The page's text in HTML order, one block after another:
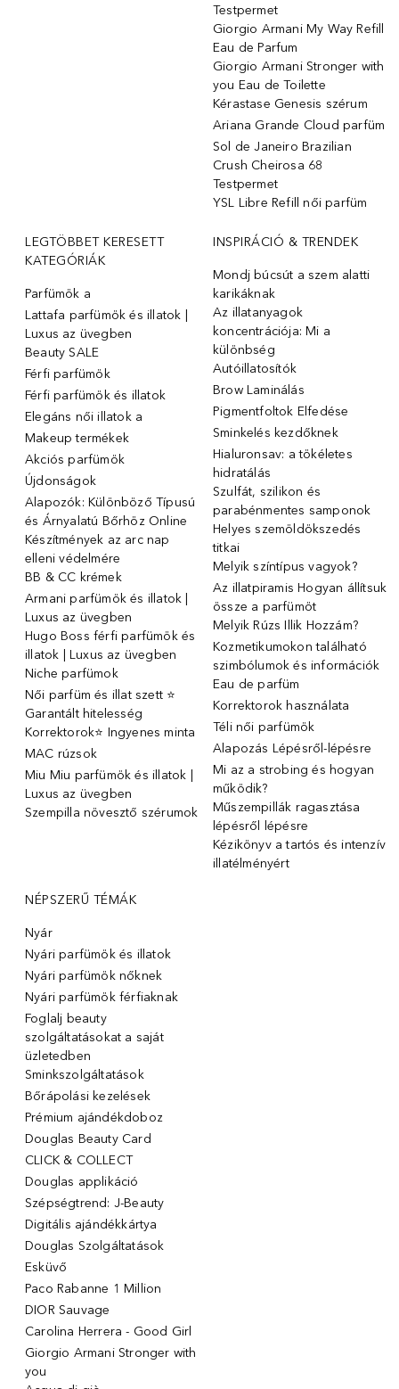
Testpermet
Giorgio Armani My Way Refill
Eau de Parfum
Giorgio Armani Stronger with
you Eau de Toilette
Kérastase Genesis szérum
Ariana Grande Cloud parfüm
Sol de Janeiro Brazilian
Crush Cheirosa 68
Testpermet
YSL Libre Refill női parfüm
LEGTÖBBET KERESETT
KATEGÓRIÁK
Parfümök ️a
Lattafa parfümök és illatok |
Luxus az üvegben
Beauty SALE
Férfi parfümök
Férfi parfümök és illatok
Elegáns női illatok ️a
Makeup termékek
Akciós parfümök
Újdonságok
Alapozók: Különböző Típusú
és Árnyalatú Bőrhöz Online
Készítmények az arc nap
elleni védelmére
BB & CC krémek
Armani parfümök és illatok |
Luxus az üvegben
Hugo Boss férfi parfümök és
illatok | Luxus az üvegben
Niche parfümok
Női parfüm és illat szett ⭐
Garantált hitelesség
Korrektorok⭐ Ingyenes minta
MAC rúzsok
Miu Miu parfümök és illatok |
Luxus az üvegben
Szempilla növesztő szérumok
INSPIRÁCIÓ & TRENDEK
Mondj búcsút a szem alatti
karikáknak
Az illatanyagok
koncentrációja: Mi a
különbség
Autóillatosítók
Brow Laminálás
Pigmentfoltok Elfedése
Sminkelés kezdőknek
Hialuronsav: a tökéletes
hidratálás
Szulfát, szilikon és
parabénmentes samponok
Helyes szemöldökszedés
titkai
Melyik színtípus vagyok?
Az illatpiramis Hogyan állítsuk
össze a parfümöt
Melyik Rúzs Illik Hozzám?
Kozmetikumokon található
szimbólumok és információk
Eau de parfüm
Korrektorok használata
Téli női parfümök
Alapozás Lépésről-lépésre
Mi az a strobing és hogyan
működik?
Műszempillák ragasztása
lépésről lépésre
Kézikönyv a tartós és intenzív
illatélményért
NÉPSZERŰ TÉMÁK
Nyár
Nyári parfümök és illatok
Nyári parfümök nőknek
Nyári parfümök férfiaknak
Foglalj beauty
szolgáltatásokat a saját
üzletedben
Sminkszolgáltatások
Bőrápolási kezelések
Prémium ajándékdoboz
Douglas Beauty Card
CLICK & COLLECT
Douglas applikáció
Szépségtrend: J-Beauty
Digitális ajándékkártya
Douglas Szolgáltatások
Esküvő
Paco Rabanne 1 Million
DIOR Sauvage
Carolina Herrera - Good Girl
Giorgio Armani Stronger with
you